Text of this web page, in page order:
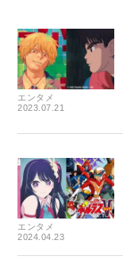
エンタメ
2023.07.21
エンタメ
2024.04.23